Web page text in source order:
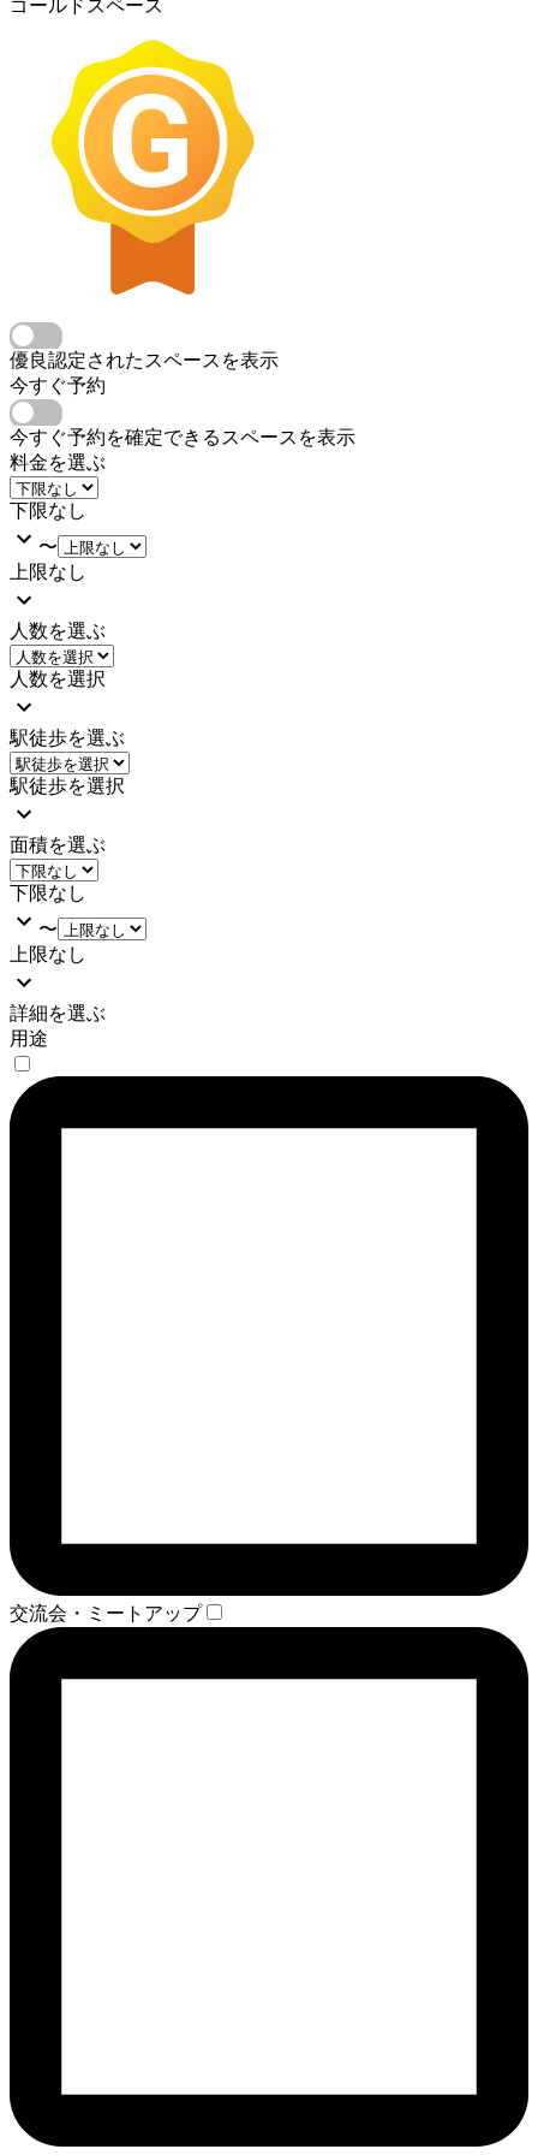
ゴールドスペース
優良認定されたスペースを表示
今すぐ予約
今すぐ予約を確定できるスペースを表示
料金を選ぶ
下限なし
〜
上限なし
人数を選ぶ
人数を選択
駅徒歩を選ぶ
駅徒歩を選択
面積を選ぶ
下限なし
〜
上限なし
詳細を選ぶ
用途
交流会・ミートアップ